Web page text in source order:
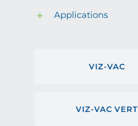
Applications
VIZ-VAC
VIZ-VAC VERT